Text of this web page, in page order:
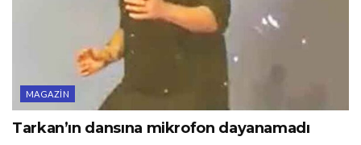
MAGAZIN
Tarkan’ın dansına mikrofon dayanamadı